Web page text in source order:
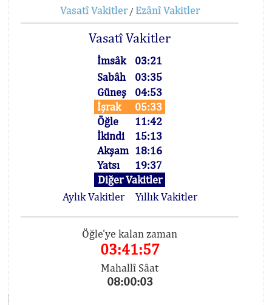
Vasatî Vakitler/ Ezânî Vakitler
Vasatî Vakitler
İmsâk
03:21
Sabâh
03:35
Güneş
04:53
İşrak
05:33
Öğle
11:42
İkindi
15:13
Akşam 18:16
Yatsı
19:37
Diğer Vakitler
Aylık Vakitler
Yıllık Vakitler
Öğle'ye kalan zaman
03:41:57
Mahallî Sâat
08:00:03